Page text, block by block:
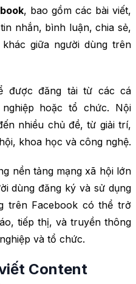
, bao gồm các bài viết,
nhắn, bình luận, chia sẻ,
giữa người dùng trên
được đăng tải từ các cá
hoặc tổ chức. Nội
nhiều chủ đề, từ giải trí,
khoa học và công nghệ.
nền tảng mạng xã hội lớn
dùng đăng ký và sử dụng
trên Facebook có thể trở
tiếp thị, và truyền thông
và tổ chức.
Content